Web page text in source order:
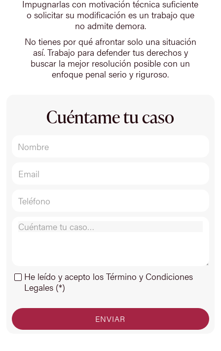
Impugnarlas con motivación técnica suficiente
o solicitar su modificación es un trabajo que
no admite demora.
No tienes por qué afrontar solo una situación
así. Trabajo para defender tus derechos y
buscar la mejor resolución posible con un
enfoque penal serio y riguroso.
Cuéntame tu caso
He leído y acepto los Término y Condiciones
Legales (*)